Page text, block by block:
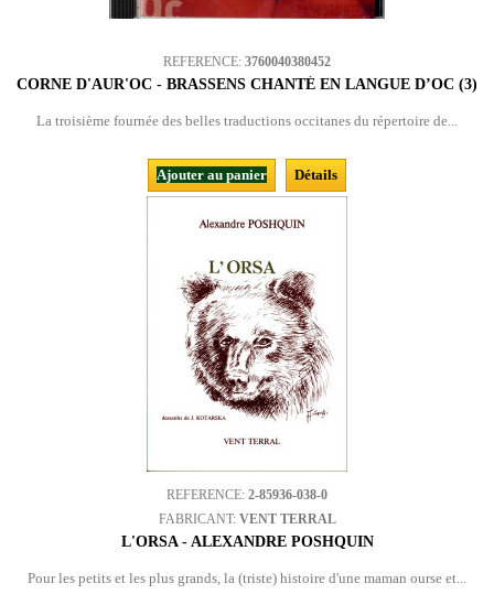
REFERENCE: 3760040380452
CORNE D'AUR'OC - BRASSENS CHANTÉ EN LANGUE D’OC (3)
La troisième fournée des belles traductions occitanes du répertoire de...
Ajouter au panier Détails
REFERENCE: 2-85936-038-0
FABRICANT: VENT TERRAL
L'ORSA - ALEXANDRE POSHQUIN
Pour les petits et les plus grands, la (triste) histoire d'une maman ourse et...